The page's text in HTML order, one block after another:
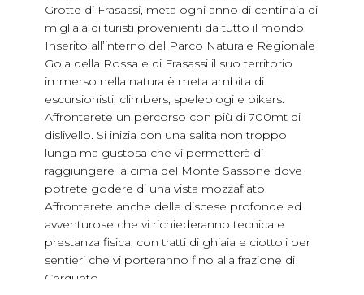
Grotte di Frasassi, meta ogni anno di centinaia di
migliaia di turisti provenienti da tutto il mondo.
Inserito all’interno del Parco Naturale Regionale
Gola della Rossa e di Frasassi il suo territorio
immerso nella natura è meta ambita di
escursionisti, climbers, speleologi e bikers.
Affronterete un percorso con più di 700mt di
dislivello. Si inizia con una salita non troppo
lunga ma gustosa che vi permetterà di
raggiungere la cima del Monte Sassone dove
potrete godere di una vista mozzafiato.
Affronterete anche delle discese profonde ed
avventurose che vi richiederanno tecnica e
prestanza fisica, con tratti di ghiaia e ciottoli per
sentieri che vi porteranno fino alla frazione di
Cerqueto.